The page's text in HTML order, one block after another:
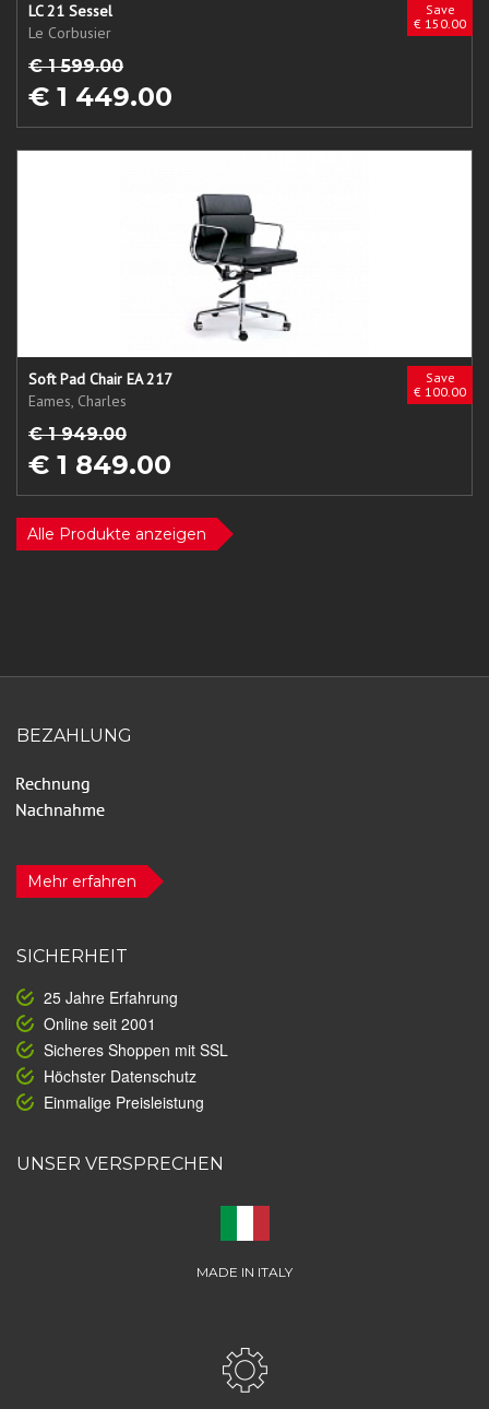
Save
€ 150.00
LC 21 Sessel
Le Corbusier
€ 1 599.00
€ 1 449.00
Save
€ 100.00
Soft Pad Chair EA 217
Eames, Charles
€ 1 949.00
€ 1 849.00
Alle Produkte anzeigen
BEZAHLUNG
Mehr erfahren
SICHERHEIT
25 Jahre Erfahrung
Online seit 2001
Sicheres Shoppen mit SSL
Höchster Datenschutz
Einmalige Preisleistung
UNSER VERSPRECHEN
MADE IN ITALY